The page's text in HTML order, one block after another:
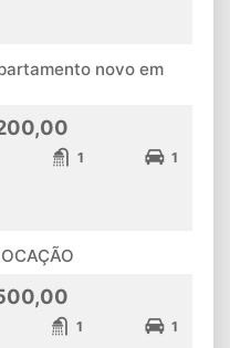
novo em
1 1
1 1